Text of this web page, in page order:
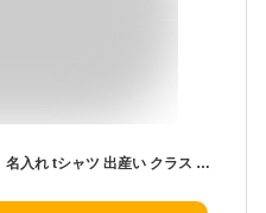
【12月4日~最大50%offクーポン】名入れ tシャツ 出産い クラス 姉妹 兄弟 親子 コーデ 男の子 女の子 プレゼント お揃い 家族 リンク 誕生日 名前入り 小学生 ギフト 可愛い 母の日 父の日 内祝い 孫 お洒落 シンプル 甥っ子 姪っ子 キッズ ロンパース Babybaby